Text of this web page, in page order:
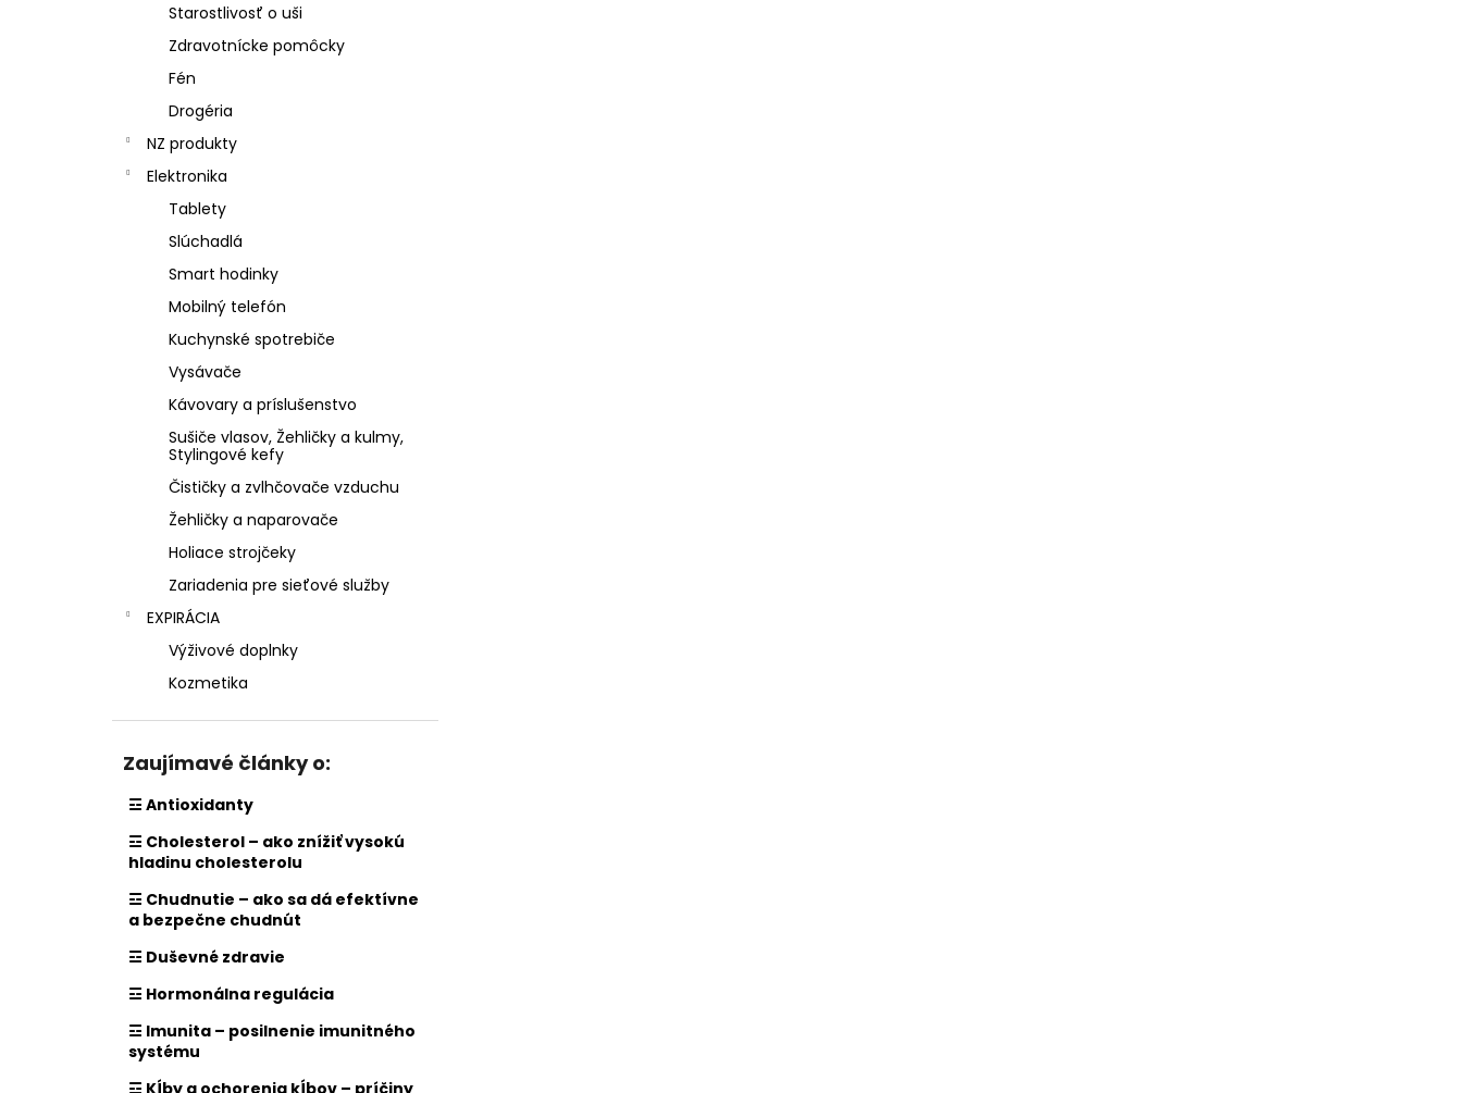
Starostlivosť o uši
Zdravotnícke pomôcky
Fén
Drogéria
NZ produkty
Elektronika
Tablety
Slúchadlá
Smart hodinky
Mobilný telefón
Kuchynské spotrebiče
Vysávače
Kávovary a príslušenstvo
Sušiče vlasov, Žehličky a kulmy,
Stylingové kefy
Čističky a zvlhčovače vzduchu
Žehličky a naparovače
Holiace strojčeky
Zariadenia pre sieťové služby
EXPIRÁCIA
Výživové doplnky
Kozmetika
Zaujímavé články o:
☲ Antioxidanty
☲ Cholesterol – ako znížiť vysokú
hladinu cholesterolu
☲ Chudnutie – ako sa dá efektívne
a bezpečne chudnút
☲ Duševné zdravie
☲ Hormonálna regulácia
☲ Imunita – posilnenie imunitného
systému
☲ Kĺby a ochorenia kĺbov – príčiny